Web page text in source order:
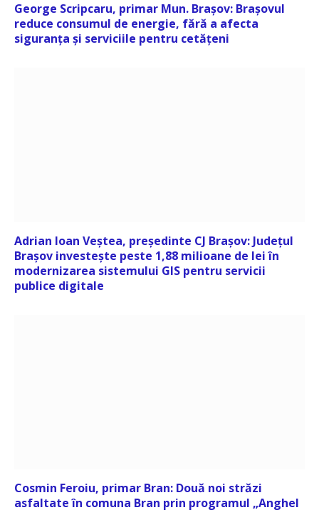
George Scripcaru, primar Mun. Brașov: Brașovul
reduce consumul de energie, fără a afecta
siguranța și serviciile pentru cetățeni
Adrian Ioan Veștea, președinte CJ Brașov: Județul
Brașov investește peste 1,88 milioane de lei în
modernizarea sistemului GIS pentru servicii
publice digitale
Cosmin Feroiu, primar Bran: Două noi străzi
asfaltate în comuna Bran prin programul „Anghel